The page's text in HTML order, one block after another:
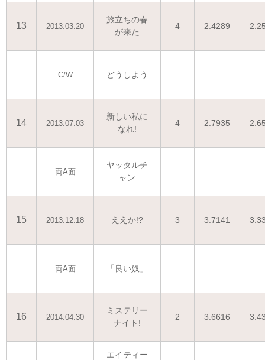
13 2013.03.20
旅立ちの春
が来た
4 2.4289
C/W どうしよう
14 2013.07.03
新しい私に
なれ!
4 2.7935
両A面
ヤッタルチ
ャン
15 2013.12.18 ええか!? 3 3.7141
両A面 「良い奴」
16 2014.04.30
ミステリー
ナイト!
2 3.6616
エイティー